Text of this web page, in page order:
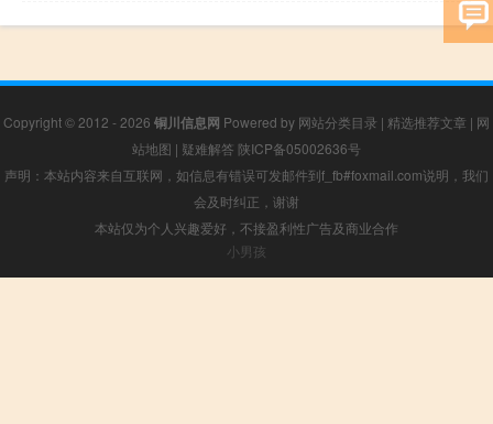
Copyright © 2012 - 2026 铜川信息网 Powered by 网站分类目录 | 精选推荐文章 | 网
站地图 | 疑难解答 陕ICP备05002636号
声明：本站内容来自互联网，如信息有错误可发邮件到f_fb#foxmail.com说明，我们
会及时纠正，谢谢
本站仅为个人兴趣爱好，不接盈利性广告及商业合作
小男孩